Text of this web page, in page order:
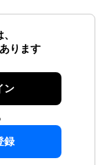
ります
ン
録